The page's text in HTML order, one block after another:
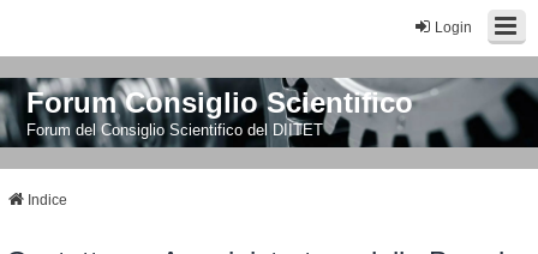
Login
Forum Consiglio Scientifico
Forum del Consiglio Scientifico del DIITET
Indice